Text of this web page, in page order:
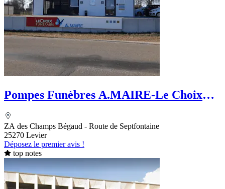
Pompes Funèbres A.MAIRE-Le Choix
ZA des Champs Bégaud - Route de Septfontaine
25270 Levier
Déposez le premier avis !
top notes